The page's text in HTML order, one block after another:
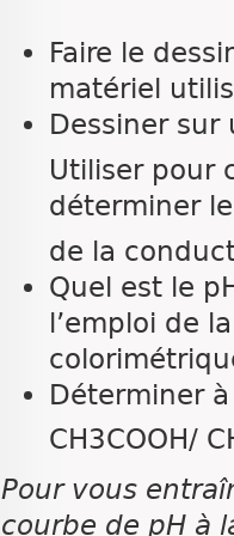
Faire le
matériel
Dessiner
Utiliser pour
déterminer
de la
Quel est le
l’emploi de
Déterminer
CH3COOH/
Pour vous
courbe de pH à